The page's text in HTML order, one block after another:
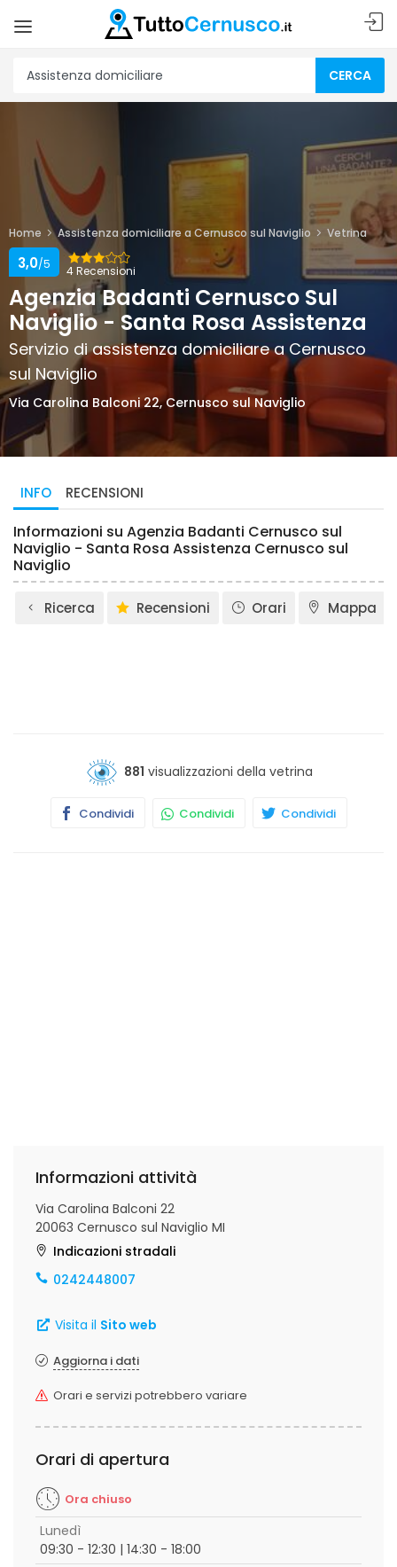
CERCA
Home Assistenza domiciliare a Cernusco sul Naviglio Vetrina
4 Recensioni
3,0/5
Agenzia Badanti Cernusco Sul
Naviglio - Santa Rosa Assistenza
Servizio di assistenza domiciliare a Cernusco
sul Naviglio
Via Carolina Balconi 22, Cernusco sul Naviglio
INFO RECENSIONI
Informazioni su Agenzia Badanti Cernusco sul
Naviglio - Santa Rosa Assistenza Cernusco sul
Naviglio
Ricerca Recensioni Orari Mappa
881 visualizzazioni della vetrina
Condividi Condividi Condividi
Informazioni attività
Via Carolina Balconi 22
20063 Cernusco sul Naviglio MI
Indicazioni stradali
0242448007
Visita il Sito web
Aggiorna i dati
Orari e servizi potrebbero variare
Orari di apertura
Ora chiuso
Lunedì
09:30 - 12:30 | 14:30 - 18:00